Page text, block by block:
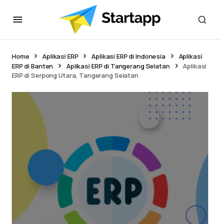
Home Aplikasi ERP Aplikasi ERP di Indonesia
Aplikasi
ERP di Banten
Aplikasi ERP di Tangerang Selatan
Aplikasi
ERP di Serpong Utara, Tangerang Selatan